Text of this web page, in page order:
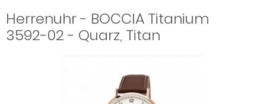
Herrenuhr - BOCCIA Titanium
3592-02 - Quarz, Titan